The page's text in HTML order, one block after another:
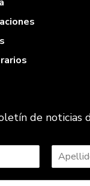
de noticias
p